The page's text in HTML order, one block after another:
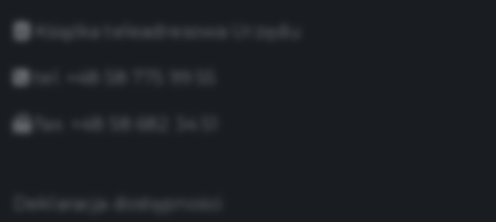
Książka teleadresowa Urzędu
Deklaracja dostępności